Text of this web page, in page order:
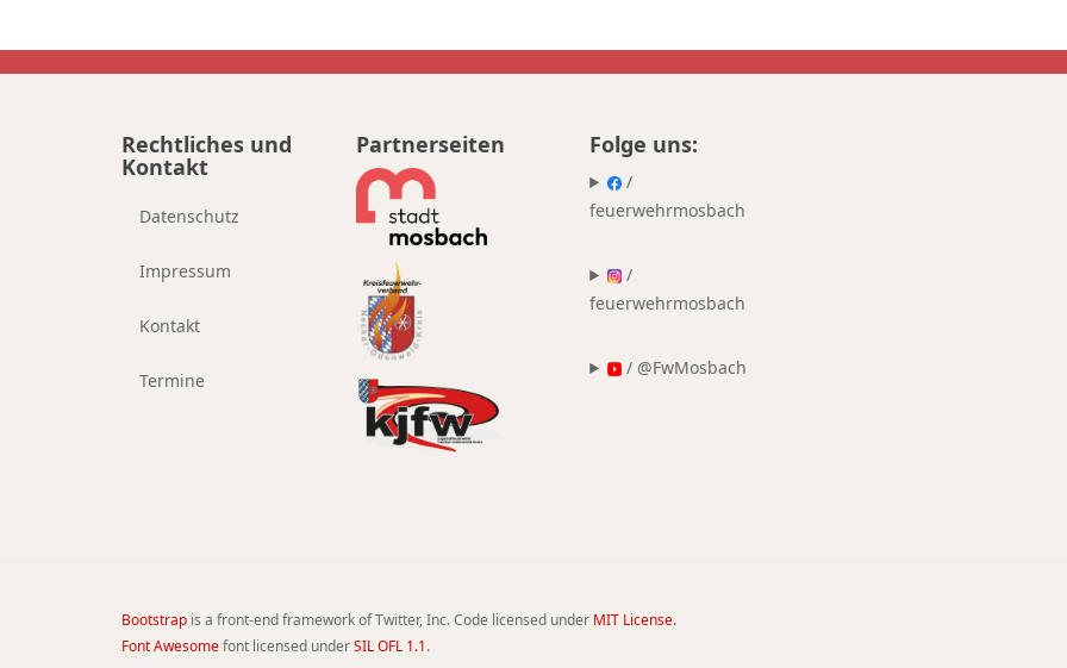
Rechtliches und
Kontakt
Datenschutz
Impressum
Kontakt
Termine
Partnerseiten Folge uns:
/
feuerwehrmosbach
/
feuerwehrmosbach
/ @FwMosbach
Bootstrap is a front-end framework of Twitter, Inc. Code licensed under MIT License.
Font Awesomefont licensed underSIL OFL 1.1.